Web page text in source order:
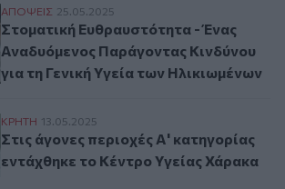
Στοματική Ευθραυστότητα - Ένας
ΑΠΟΨΕΙΣ 25.05.2025
Στοματική Ευθραυστότητα - Ένας
Αναδυόμενος Παράγοντας Κινδύνου
για τη Γενική Υγεία των Ηλικιωμένων
Στις άγονες περιοχές Α' κατηγορίας
ΚΡΗΤΗ 13.05.2025
Στις άγονες περιοχές Α' κατηγορίας
εντάχθηκε το Κέντρο Υγείας Χάρακα